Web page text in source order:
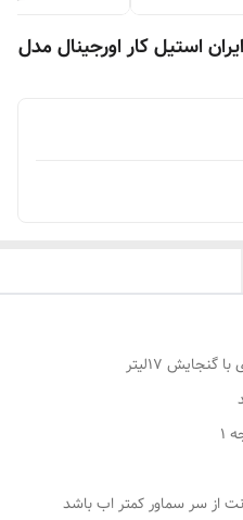
برقی ایران استیل کار اورجینال مدل